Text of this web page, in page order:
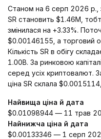
Станом на 6 серп 2026 р.,
SR становить $1.46M,
змінилася на +3.33%.
$0.00146155, а торговий
Кількість SR в обігу
1.00B. За ринковою
серед усіх криптовалют.
ціна SR склала
Найвища ціна й дата
$0.01098944 — 11 трав
Найнижча ціна й дата
$0.00133346 — 1 серп